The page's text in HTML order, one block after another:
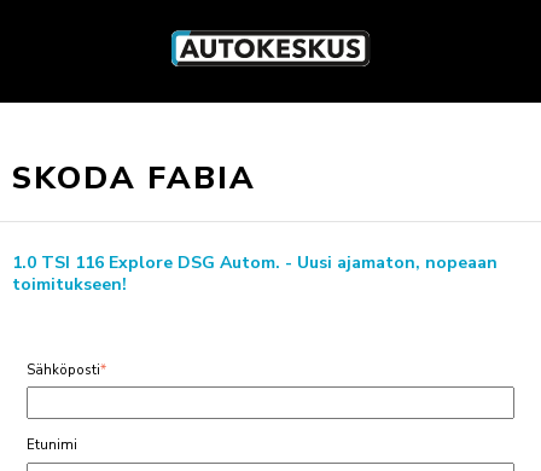
SKODA FABIA
1.0 TSI 116 Explore DSG Autom. - Uusi ajamaton, nopeaan
toimitukseen!
Sähköposti*
Etunimi